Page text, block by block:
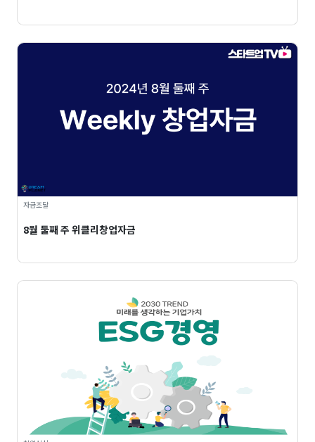
자금조달
8월 둘째 주 위클리창업자금